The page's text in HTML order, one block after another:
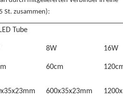
St. zusammen):
LED Tube
8W 16W
60cm
600x35x23mm